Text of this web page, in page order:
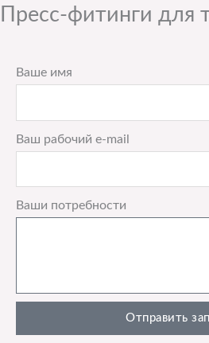
Пресс-фитинги для
Ваше имя
Ваш рабочий e-mail
Ваши потребности
Отправить